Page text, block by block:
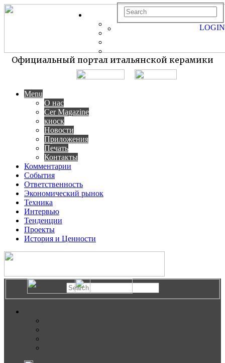
Официальный портал итальянской керамики
Menu
О нас
Cer Magazine
киоск
Новости
Приложения
Печать
Контакты
Комментарии
События
Ответственность
Экономический рынок
Техника
Интервью
Тенденции
Проекты
История и Ценности
LOGIN